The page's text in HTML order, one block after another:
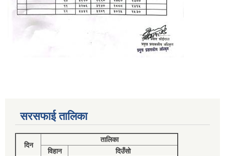
सरसफाई तालिका
दिन
तालिका
विहान
दिउँसो